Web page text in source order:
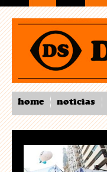
home noticias